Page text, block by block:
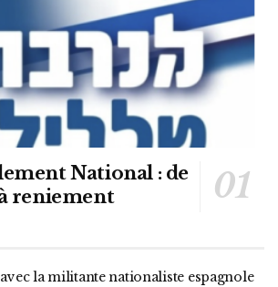
National : de
reniement
la militante nationaliste espagnole